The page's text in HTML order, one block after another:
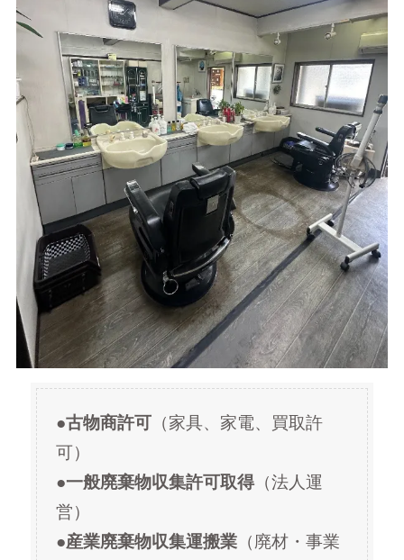
●古物商許可 （家具、家電、買取許
可）
●一般廃棄物収集許可取得（法人運
営）
●産業廃棄物収集運搬業 （廃材・事業